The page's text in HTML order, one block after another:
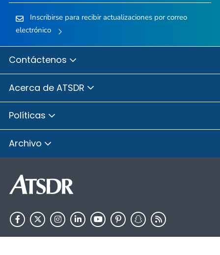
Inscribirse para recibir actualizaciones por correo
electrónico
Contáctenos
Acerca de ATSDR
Políticas
Archivo